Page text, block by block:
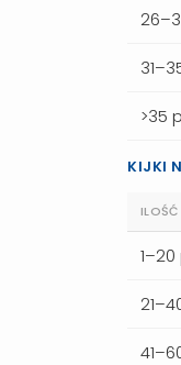
>35
KIJKI